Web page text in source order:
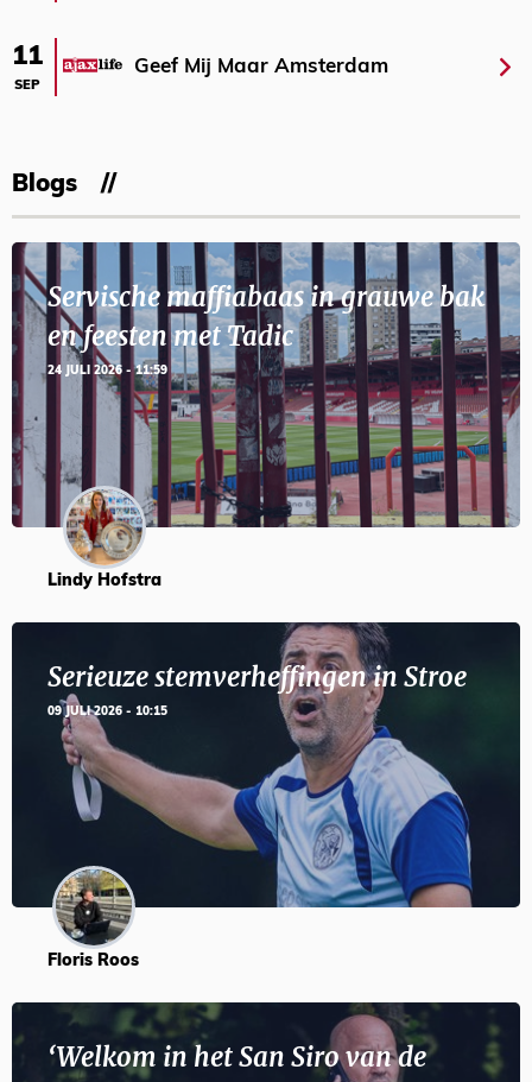
11
SEP
Geef Mij Maar Amsterdam
Blogs
Servische maffiabaas in grauwe bak
en feesten met Tadic
24 JULI 2026 - 11:59
Lindy Hofstra
Serieuze stemverheffingen in Stroe
09 JULI 2026 - 10:15
Floris Roos
‘Welkom in het San Siro van de